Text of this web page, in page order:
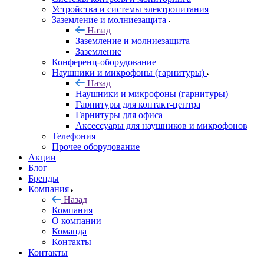
Устройства и системы электропитания
Заземление и молниезащита
Назад
Заземление и молниезащита
Заземление
Конференц-оборудование
Наушники и микрофоны (гарнитуры)
Назад
Наушники и микрофоны (гарнитуры)
Гарнитуры для контакт-центра
Гарнитуры для офиса
Аксессуары для наушников и микрофонов
Телефония
Прочее оборудование
Акции
Блог
Бренды
Компания
Назад
Компания
О компании
Команда
Контакты
Контакты